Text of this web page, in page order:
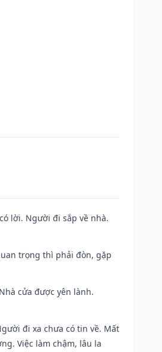
lời. Người đi sắp về nhà.
trọng thì phải đòn, gặp
cửa được yên lành.
đi xa chưa có tin về. Mất
Việc làm chậm, lâu la